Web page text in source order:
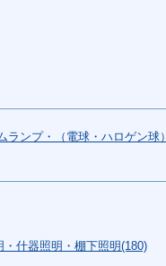
ンプ・（電球・ハロゲン球）
什器照明・棚下照明(180)